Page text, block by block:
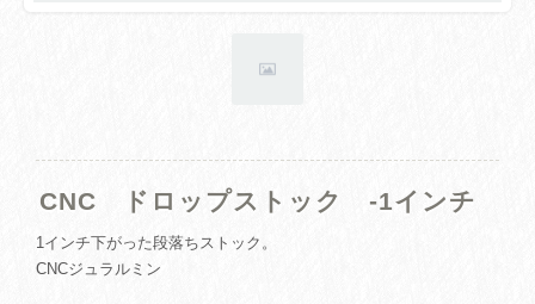
CNC ドロップストック -1インチ
1インチ下がった段落ちストック。
CNCジュラルミン